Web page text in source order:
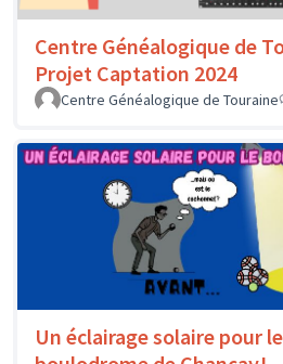
Centre Généalogique de
Projet Captation 2024
Centre Généalogique de Touraine
Un éclairage solaire pour le